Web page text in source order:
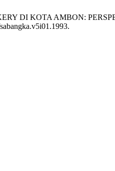
DI KOTA AMBON: